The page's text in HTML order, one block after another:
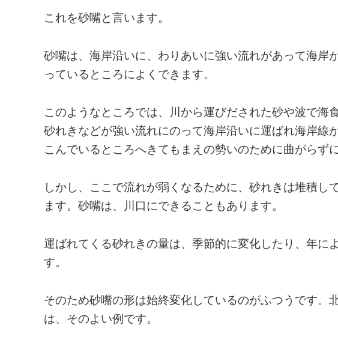
これを砂嘴と言います。
砂嘴は、海岸沿いに、わりあいに強い流れがあって海岸
っているところによくできます。
このようなところでは、川から運びだされた砂や波で海
砂れきなどが強い流れにのって海岸沿いに運ばれ海岸線
こんでいるところへきてもまえの勢いのために曲がらず
しかし、ここで流れが弱くなるために、砂れきは堆積し
ます。砂嘴は、川口にできることもあります。
運ばれてくる砂れきの量は、季節的に変化したり、年に
す。
そのため砂嘴の形は始終変化しているのがふつうです。
は、そのよい例です。